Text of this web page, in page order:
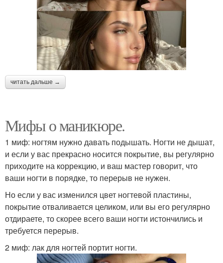
читать дальше →
Мифы о маникюре.
1 миф: ногтям нужно давать подышать. Ногти не дышат,
и если у вас прекрасно носится покрытие, вы регулярно
приходите на коррекцию, и ваш мастер говорит, что
ваши ногти в порядке, то перерыв не нужен.
Но если у вас изменился цвет ногтевой пластины,
покрытие отваливается целиком, или вы его регулярно
отдираете, то скорее всего ваши ногти истончились и
требуется перерыв.
2 миф: лак для ногтей портит ногти.